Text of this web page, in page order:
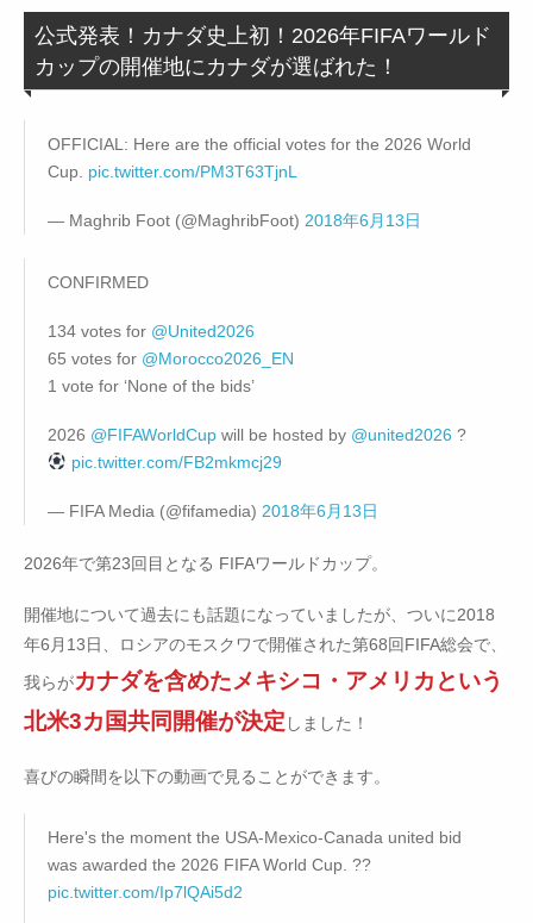
公式発表！カナダ史上初！2026年FIFAワールド
カップの開催地にカナダが選ばれた！
OFFICIAL: Here are the official votes for the 2026 World
Cup. pic.twitter.com/PM3T63TjnL
— Maghrib Foot (@MaghribFoot) 2018年6月13日
CONFIRMED
134 votes for @United2026
65 votes for @Morocco2026_EN
1 vote for ‘None of the bids’
2026 @FIFAWorldCup will be hosted by @united2026 ?
pic.twitter.com/FB2mkmcj29
— FIFA Media (@fifamedia) 2018年6月13日
2026年で第23回目となる FIFAワールドカップ。
開催地について過去にも話題になっていましたが、ついに2018
年6月13日、ロシアのモスクワで開催された第68回FIFA総会で、
我らがカナダを含めたメキシコ・アメリカという
北米3カ国共同開催が決定 しました！
喜びの瞬間を以下の動画で見ることができます。
Here's the moment the USA-Mexico-Canada united bid
was awarded the 2026 FIFA World Cup. ??
pic.twitter.com/Ip7lQAi5d2